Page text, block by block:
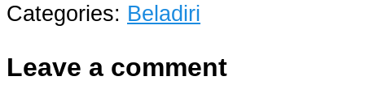
Categories: Beladiri
Leave a comment